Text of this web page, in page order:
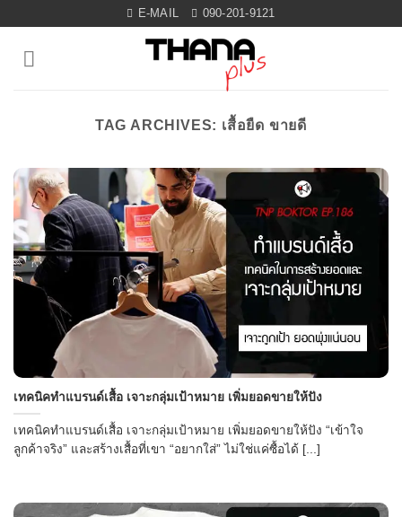
content
E-MAIL 090-201-9121
TAG ARCHIVES: เสื้อยืด ขายดี
เทคนิคทำแบรนด์เสื้อ เจาะกลุ่มเป้าหมาย เพิ่มยอดขายให้ปัง
เทคนิคทำแบรนด์เสื้อ เจาะกลุ่มเป้าหมาย เพิ่มยอดขายให้ปัง “เข้าใจ
ลูกค้าจริง” และสร้างเสื้อที่เขา “อยากใส่” ไม่ใช่แค่ซื้อได้ [...]